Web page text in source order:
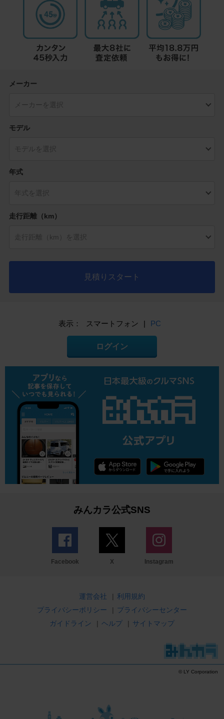
メーカー
モデル
年式
走行距離（km）
見積りスタート
表示： スマートフォン | PC
ログイン
みんカラ公式SNS
Facebook X Instagram
運営会社 | 利用規約
プライバシーポリシー
| プライバシーセンター
ガイドライン
| ヘルプ | サイトマップ
© LY Corporation